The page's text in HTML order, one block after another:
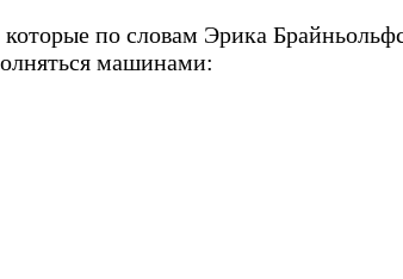
по словам Эрика
машинами: